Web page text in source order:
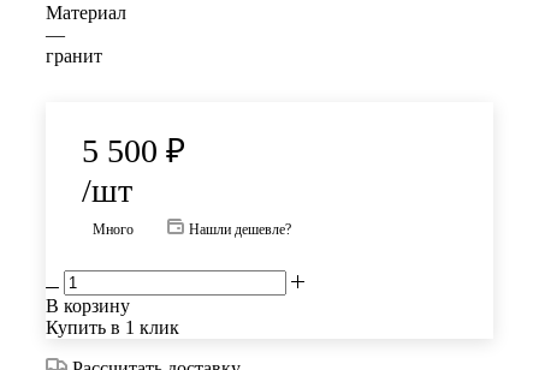
Материал
—
гранит
5 500 ₽
/шт
Много Нашли дешевле?
В корзину
Купить в 1 клик